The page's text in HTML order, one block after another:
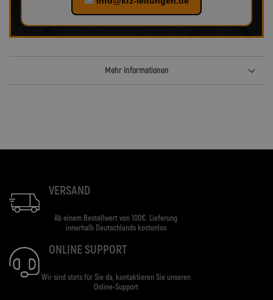
Mehr Informationen
VERSAND
Ab einem Bestellwert von 100€. Lieferung
innerhalb Deutschlands kostenlos
ONLINE SUPPORT
Wir sind stets für Sie da, kontaktieren Sie unseren
Online-Support